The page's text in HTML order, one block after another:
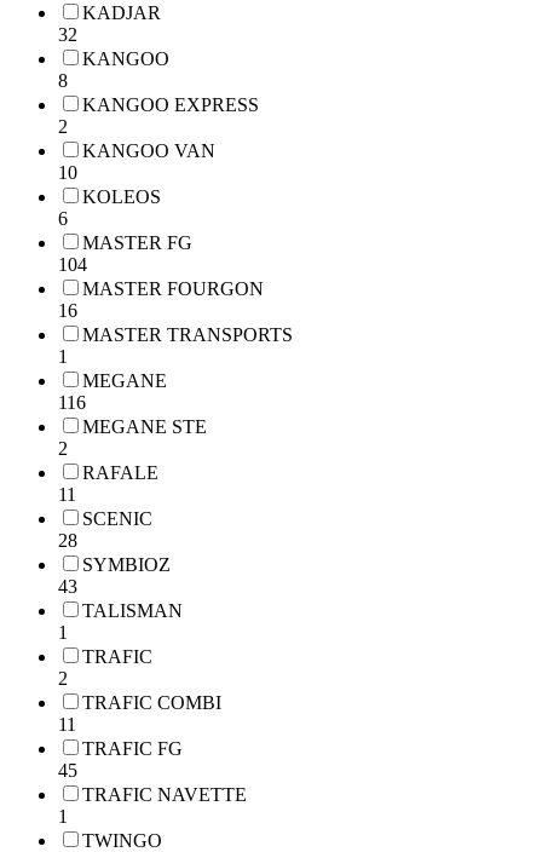
KADJAR
32
KANGOO
8
KANGOO EXPRESS
2
KANGOO VAN
10
KOLEOS
6
MASTER FG
104
MASTER FOURGON
16
MASTER TRANSPORTS
1
MEGANE
116
MEGANE STE
2
RAFALE
11
SCENIC
28
SYMBIOZ
43
TALISMAN
1
TRAFIC
2
TRAFIC COMBI
11
TRAFIC FG
45
TRAFIC NAVETTE
1
TWINGO